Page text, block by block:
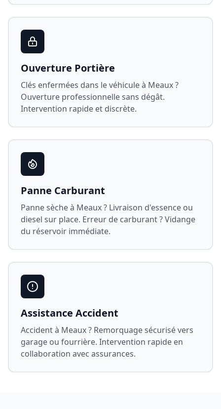
Ouverture Portière
Clés enfermées dans le véhicule à Meaux?
Ouverture professionnelle sans dégât.
Intervention rapide et discrète.
Panne Carburant
Panne sèche à Meaux? Livraison d'essence ou
diesel sur place. Erreur de carburant ? Vidange
du réservoir immédiate.
Assistance Accident
Accident à Meaux? Remorquage sécurisé vers
garage ou fourrière. Intervention rapide en
collaboration avec assurances.